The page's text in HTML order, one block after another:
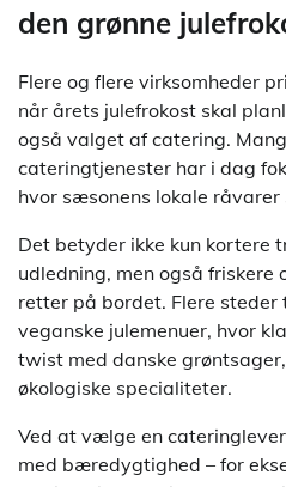
den grønne
Flere og flere virksomheder
når årets julefrokost skal
også valget af catering.
cateringtjenester har i dag
hvor sæsonens lokale råvarer
Det betyder ikke kun kortere
udledning, men også friskere
retter på bordet. Flere
veganske julemenuer, hvor
twist med danske
økologiske specialiteter.
Ved at vælge en
med bæredygtighed – for